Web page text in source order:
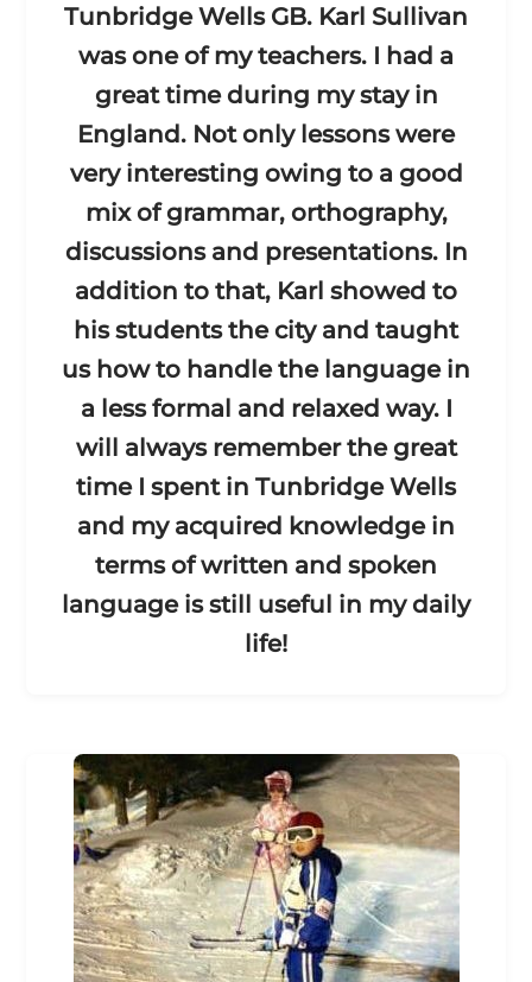
Tunbridge Wells GB. Karl Sullivan
was one of my teachers. I had a
great time during my stay in
England. Not only lessons were
very interesting owing to a good
mix of grammar, orthography,
discussions and presentations. In
addition to that, Karl showed to
his students the city and taught
us how to handle the language in
a less formal and relaxed way. I
will always remember the great
time I spent in Tunbridge Wells
and my acquired knowledge in
terms of written and spoken
language is still useful in my daily
life!